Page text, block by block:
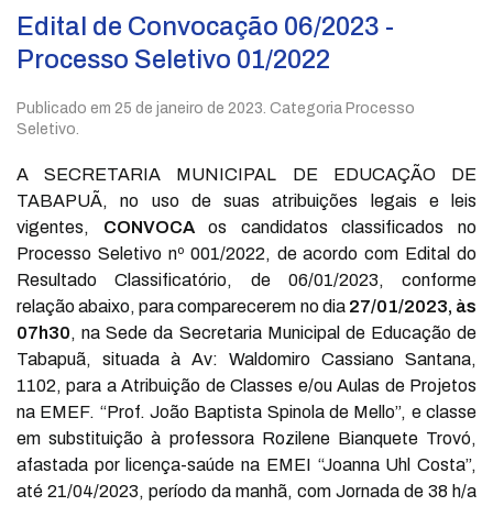
Edital de Convocação 06/2023 -
Processo Seletivo 01/2022
Publicado em 25 de janeiro de 2023 . Categoria Processo
Seletivo.
A SECRETARIA MUNICIPAL DE EDUCAÇÃO DE
TABAPUÃ, no uso de suas atribuições legais e leis
vigentes, CONVOCAos candidatos classificados no
Processo Seletivo nº 001/2022, de acordo com Edital do
Resultado Classificatório, de 06/01/2023, conforme
relação abaixo, para comparecerem no dia 27/01/2023, às
07h30, na Sede da Secretaria Municipal de Educação de
Tabapuã, situada à Av: Waldomiro Cassiano Santana,
1102, para a Atribuição de Classes e/ou Aulas de Projetos
na EMEF. “Prof. João Baptista Spinola de Mello”, e classe
em substituição à professora Rozilene Bianquete Trovó,
afastada por licença-saúde na EMEI “Joanna Uhl Costa”,
até 21/04/2023, período da manhã, com Jornada de 38 h/a